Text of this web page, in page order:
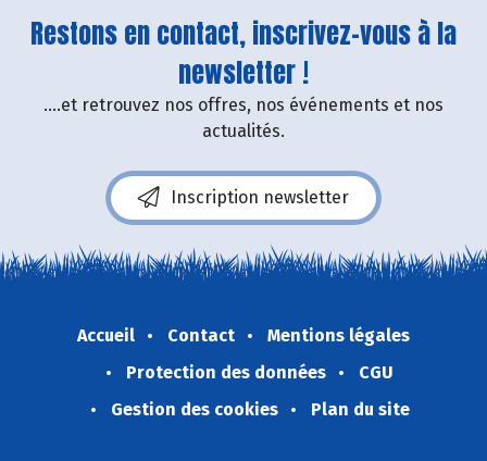
Restons en contact, inscrivez-vous à la
newsletter !
....et retrouvez nos offres, nos événements et nos
actualités.
Inscription newsletter
Accueil Contact
Mentions légales
Protection des données
CGU
Gestion des cookies
Plan du site